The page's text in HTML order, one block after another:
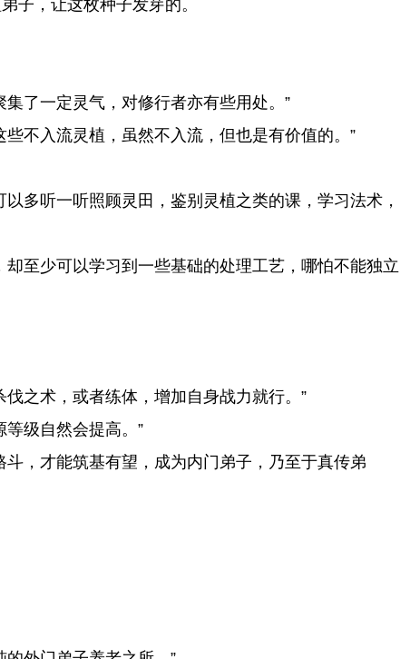
子，让这枚种子发芽的。
了一定灵气，对修行者亦有些用处。”
不入流灵植，虽然不入流，但也是有价值的。”
多听一听照顾灵田，鉴别灵植之类的课，学习法术，
至少可以学习到一些基础的处理工艺，哪怕不能独立
之术，或者练体，增加自身战力就行。”
级自然会提高。”
，才能筑基有望，成为内门弟子，乃至于真传弟